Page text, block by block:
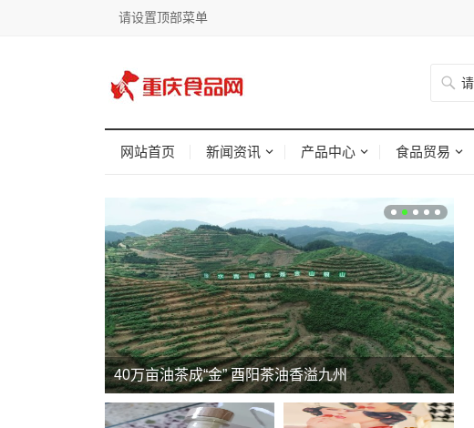
请设置顶部菜单
网站首页 新闻资讯 产品中心 食品贸易
40万亩油茶成“金” 酉阳茶油香溢九州
华鼎冷链科技CEO王君：以科技赋能供应链，助餐
饮品牌跨过生存“斩杀